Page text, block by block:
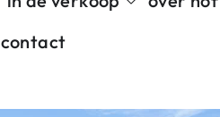
contact